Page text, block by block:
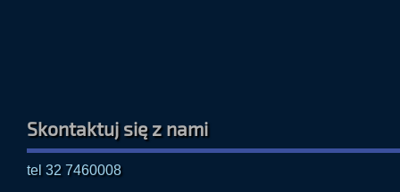
Skontaktuj się z nami
tel 32 7460008